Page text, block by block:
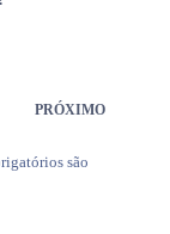
PRÓXIMO
são